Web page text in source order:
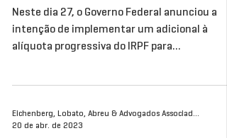
Neste dia 27, o Governo Federal anunciou a
intenção de implementar um adicional à
alíquota progressiva do IRPF para
Eichenberg, Lobato, Abreu & Advogados Associados
20 de abr. de 2023